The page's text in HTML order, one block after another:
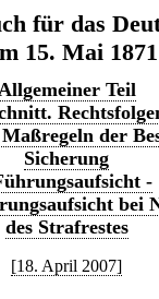
für das
15. Mai 1871
Teil
der
Sicherung
-
bei
des Strafrestes
[18. April 2007]